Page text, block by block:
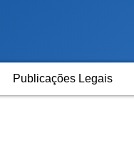
Publicações Legais